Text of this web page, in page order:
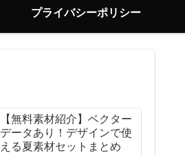
プライバシーポリシー
【無料素材紹介】ベクター
データあり！デザインで使
える夏素材セットまとめ